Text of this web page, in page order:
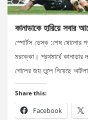
কানাডাকে হারিয়ে সবার
স্পোর্টস ডেস্ক :শেষ ষোলোর
মরক্কো। প্রথমার্ধে কানাডার
গোলের জয় তুলে নিয়েছে
Share this:
Facebook